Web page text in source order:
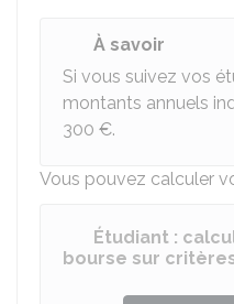
À savoir
Si vous suivez vos
montants annuels
300 €.
Vous pouvez calculer
Étudiant :
bourse sur